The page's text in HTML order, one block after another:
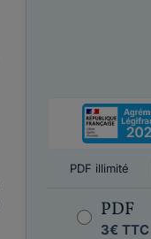
PDF illimité
PDF
3€ TTC